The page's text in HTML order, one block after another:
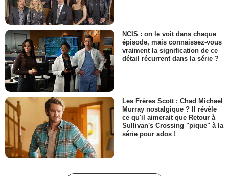
NCIS : on le voit dans chaque
épisode, mais connaissez-vous
vraiment la signification de ce
détail récurrent dans la série ?
Les Frères Scott : Chad Michael
Murray nostalgique ? Il révèle
ce qu'il aimerait que Retour à
Sullivan's Crossing "pique" à la
série pour ados !